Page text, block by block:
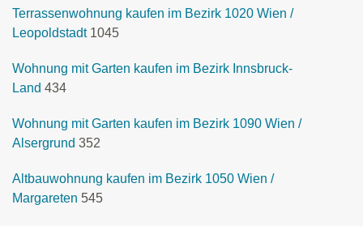
Terrassenwohnung kaufen im Bezirk 1020 Wien /
Leopoldstadt 1045
Wohnung mit Garten kaufen im Bezirk Innsbruck-
Land 434
Wohnung mit Garten kaufen im Bezirk 1090 Wien /
Alsergrund 352
Altbauwohnung kaufen im Bezirk 1050 Wien /
Margareten 545